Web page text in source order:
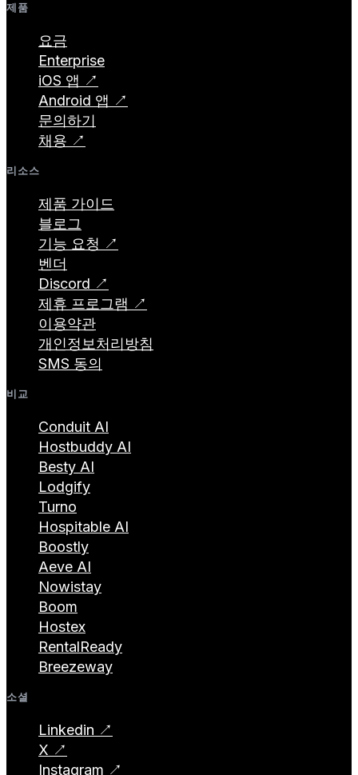
제품
요금
Enterprise
iOS 앱 ↗
Android 앱 ↗
문의하기
채용 ↗
리소스
제품 가이드
블로그
기능 요청 ↗
벤더
Discord ↗
제휴 프로그램 ↗
이용약관
개인정보처리방침
SMS 동의
비교
Conduit AI
Hostbuddy AI
Besty AI
Lodgify
Turno
Hospitable AI
Boostly
Aeve AI
Nowistay
Boom
Hostex
RentalReady
Breezeway
소셜
Linkedin ↗
X ↗
Instagram ↗